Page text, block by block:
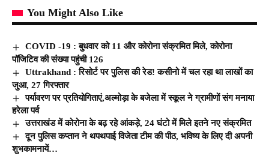
You Might Also Like
COVID -19 : बुधवार को 11 और कोरोना संक्रमित मिले, कोरोना
पॉजिटिव की संख्या पहुंची 126
Uttrakhand : रिसोर्ट पर पुलिस की रेड! कसीनो में चल रहा था लाखों का
जुआ, 27 गिरफ्तार
पर्यावरण पर प्रतियोगिताएं,अल्मोड़ा के बजेला में स्कूल ने ग्रामीणों संग मनाया
हरेला पर्व
उत्तराखंड में कोरोना के बढ़ रहे आंकड़े, 24 घंटो में मिले इतने नए संक्रमित
दून पुलिस कप्तान ने थपथपाई विजेता टीम की पीठ, भविष्य के लिए दी अपनी
शुभकामनायें…